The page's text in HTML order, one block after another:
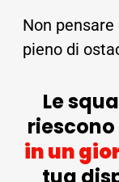
Non
pieno di
Le
in un